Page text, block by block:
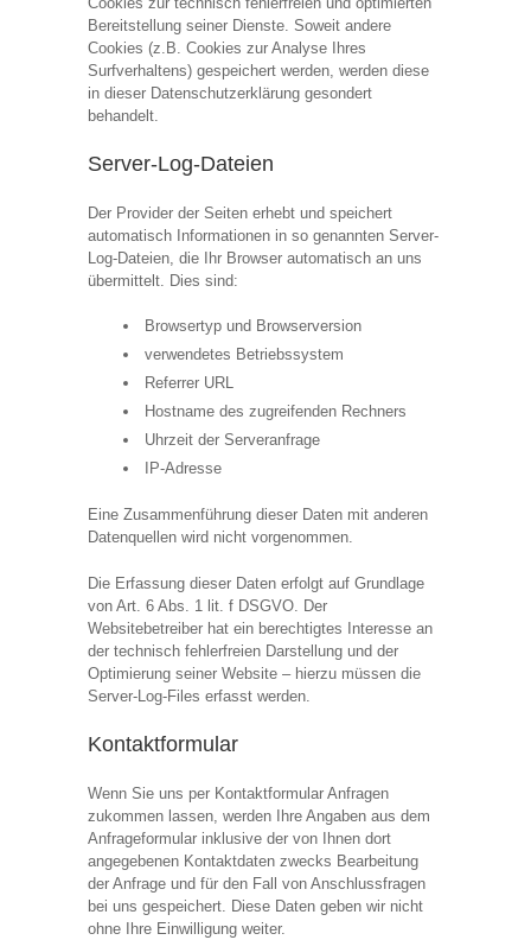
Bereitstellung seiner Dienste. Soweit andere
Cookies (z.B. Cookies zur Analyse Ihres
Surfverhaltens) gespeichert werden, werden diese
in dieser Datenschutzerklärung gesondert
behandelt.
Server-Log-Dateien
Der Provider der Seiten erhebt und speichert
automatisch Informationen in so genannten Server-
Log-Dateien, die Ihr Browser automatisch an uns
übermittelt. Dies sind:
Browsertyp und Browserversion
verwendetes Betriebssystem
Referrer URL
Hostname des zugreifenden Rechners
Uhrzeit der Serveranfrage
IP-Adresse
Eine Zusammenführung dieser Daten mit anderen
Datenquellen wird nicht vorgenommen.
Die Erfassung dieser Daten erfolgt auf Grundlage
von Art. 6 Abs. 1 lit. f DSGVO. Der
Websitebetreiber hat ein berechtigtes Interesse an
der technisch fehlerfreien Darstellung und der
Optimierung seiner Website – hierzu müssen die
Server-Log-Files erfasst werden.
Kontaktformular
Wenn Sie uns per Kontaktformular Anfragen
zukommen lassen, werden Ihre Angaben aus dem
Anfrageformular inklusive der von Ihnen dort
angegebenen Kontaktdaten zwecks Bearbeitung
der Anfrage und für den Fall von Anschlussfragen
bei uns gespeichert. Diese Daten geben wir nicht
ohne Ihre Einwilligung weiter.